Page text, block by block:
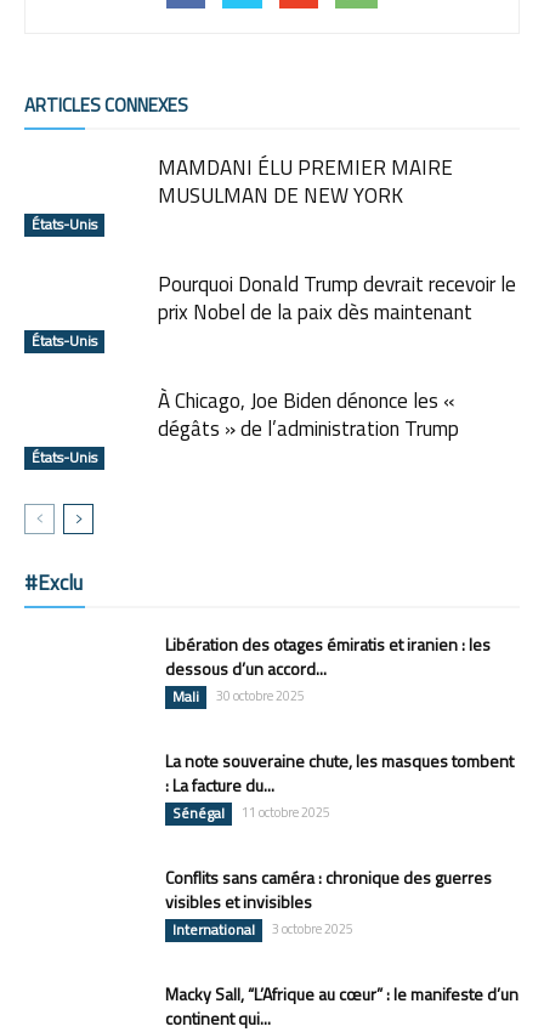
ARTICLES CONNEXES
États-Unis
MAMDANI ÉLU PREMIER MAIRE
MUSULMAN DE NEW YORK
États-Unis
Pourquoi Donald Trump devrait recevoir le
prix Nobel de la paix dès maintenant
États-Unis
À Chicago, Joe Biden dénonce les «
dégâts » de l’administration Trump
#Exclu
Libération des otages émiratis et iranien : les
dessous d’un accord...
Mali 30 octobre 2025
La note souveraine chute, les masques tombent
: La facture du...
Sénégal 11 octobre 2025
Conflits sans caméra : chronique des guerres
visibles et invisibles
International 3 octobre 2025
Macky Sall, “L’Afrique au cœur” : le manifeste d’un
continent qui...